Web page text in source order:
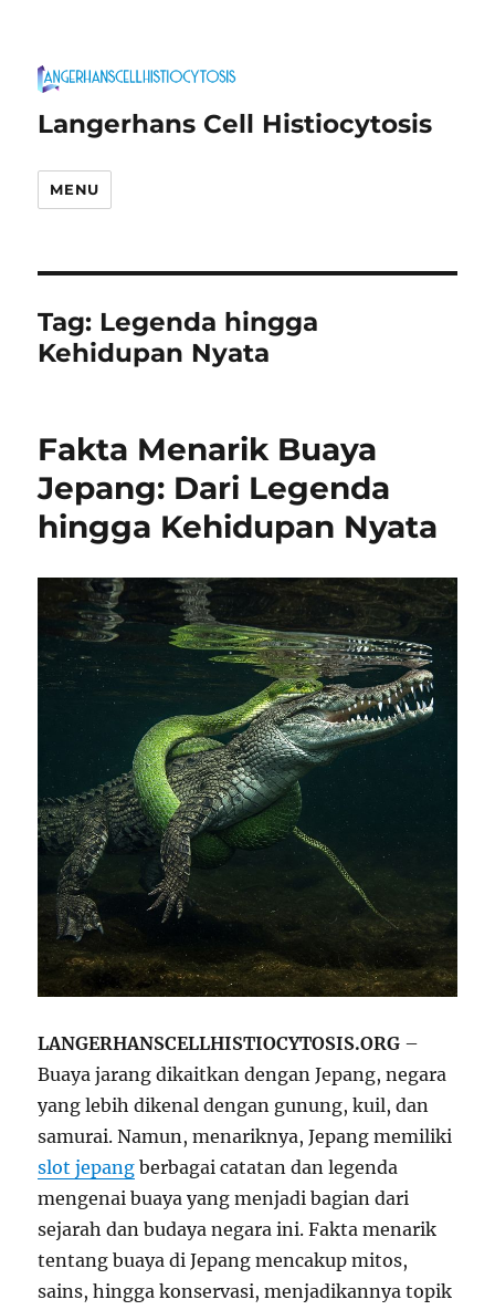
Langerhans Cell Histiocytosis
MENU
Tag: Legenda hingga
Kehidupan Nyata
Fakta Menarik Buaya
Jepang: Dari Legenda
hingga Kehidupan Nyata
LANGERHANSCELLHISTIOCYTOSIS.ORG –
Buaya jarang dikaitkan dengan Jepang, negara
yang lebih dikenal dengan gunung, kuil, dan
samurai. Namun, menariknya, Jepang memiliki
slot jepang berbagai catatan dan legenda
mengenai buaya yang menjadi bagian dari
sejarah dan budaya negara ini. Fakta menarik
tentang buaya di Jepang mencakup mitos,
sains, hingga konservasi, menjadikannya topik